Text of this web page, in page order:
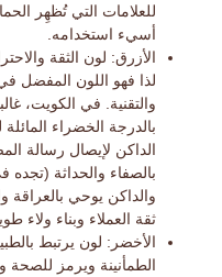
للعلامات التي تُظهِر
أسيء استخدامه.
الأزرق: لون الثقة
لذا فهو اللون المفضل
والتقنية. في الكويت،
بالدرجة الخضراء
الداكن لإيصال رسالة
بالصفاء والحداثة
والداكن يوحي
ثقة العملاء وبناء ولاء
الأخضر: لون يرتبط
الطمأنينة ويرمز للصحة